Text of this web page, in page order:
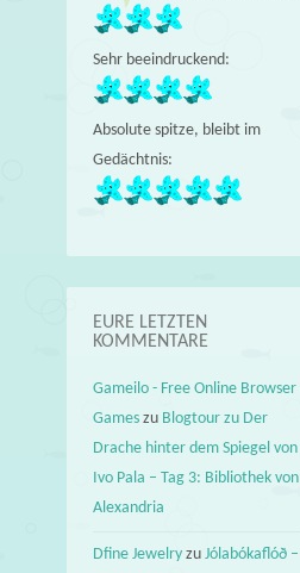
Sehr beeindruckend:
Absolute spitze, bleibt im
Gedächtnis:
EURE LETZTEN
KOMMENTARE
Gameilo - Free Online Browser
Games zu Blogtour zu Der
Drache hinter dem Spiegel von
Ivo Pala – Tag 3: Bibliothek von
Alexandria
Dfine Jewelry zuJólabókaflóð –